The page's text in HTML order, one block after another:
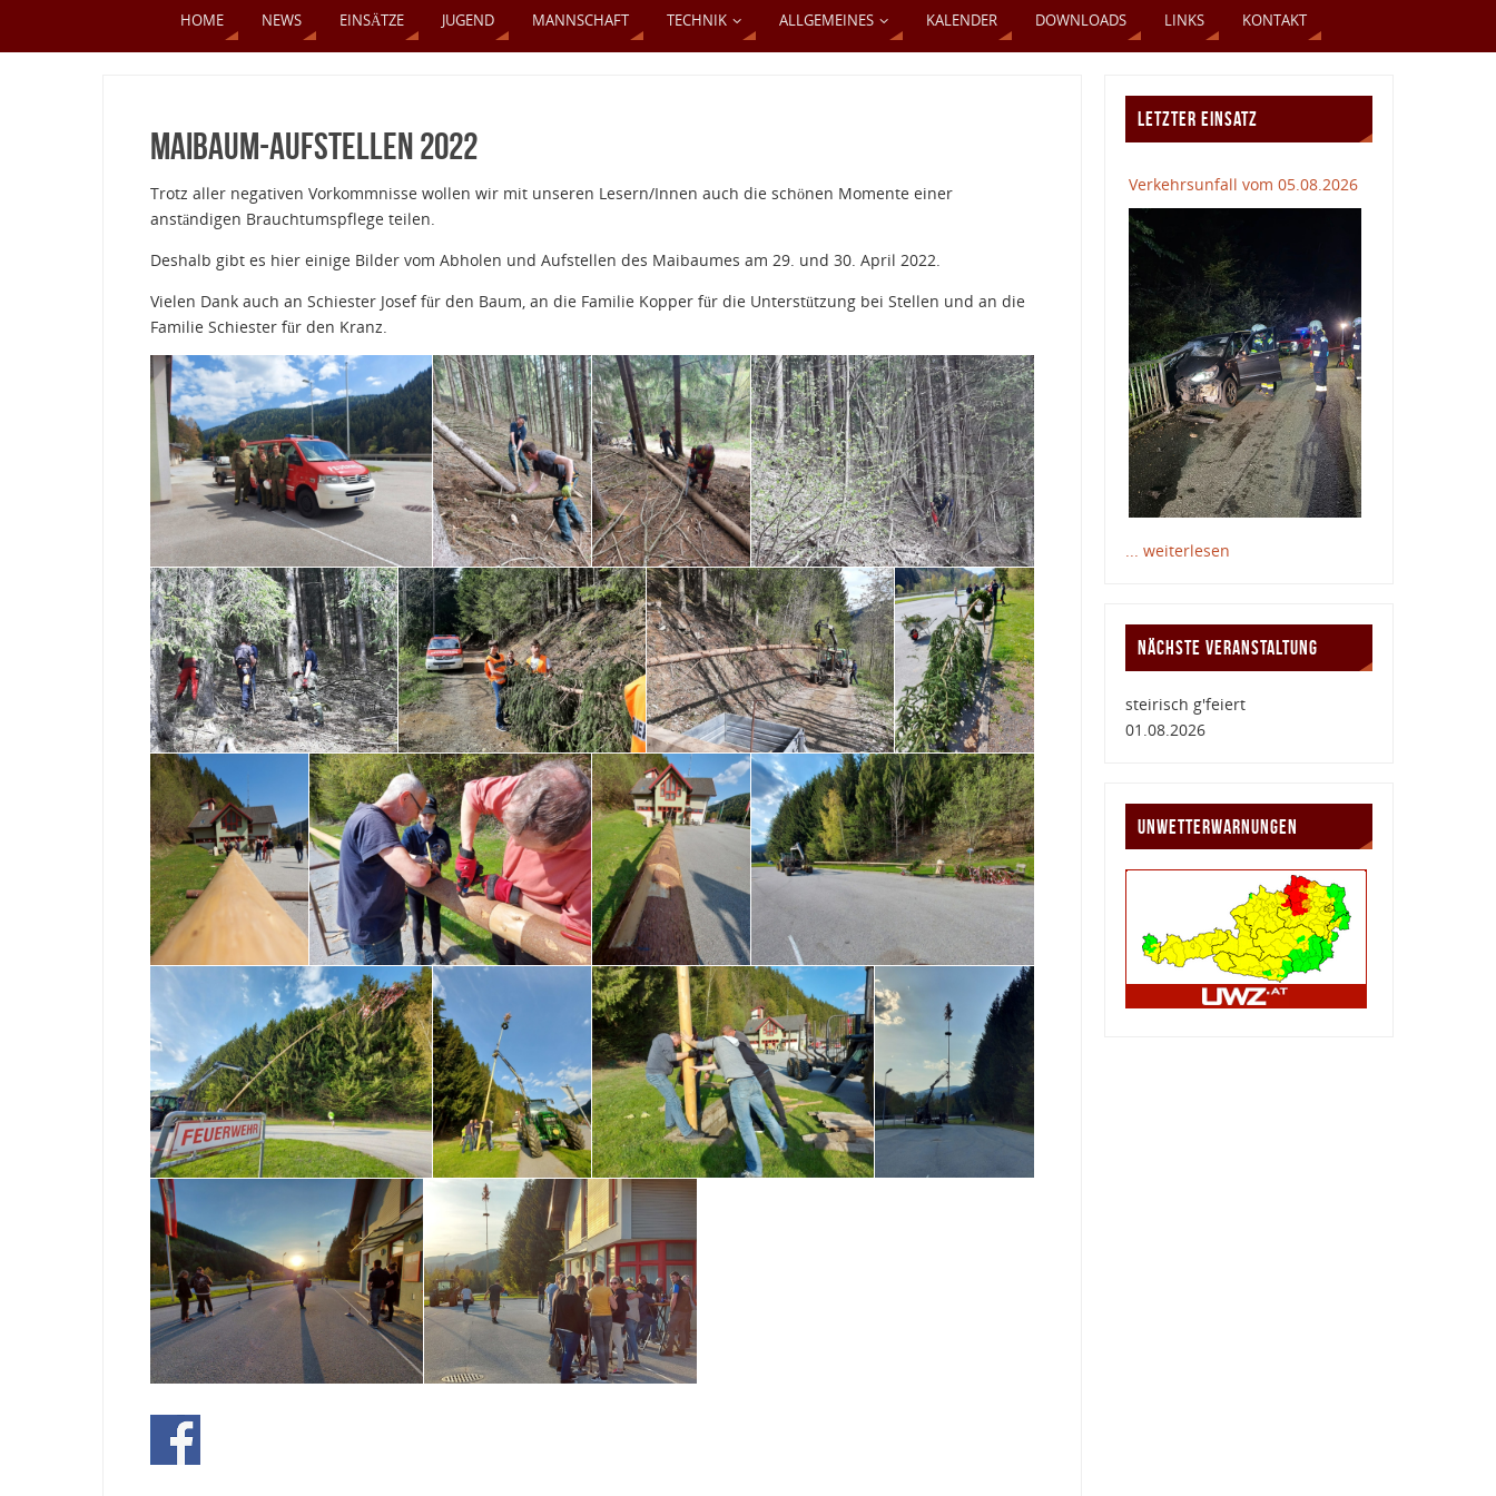
HOME NEWS EINSÄTZE JUGEND MANNSCHAFT TECHNIK ALLGEMEINES KALENDER DOWNLOADS LINKS KONTAKT
Maibaum-Aufstellen 2022
Trotz aller negativen Vorkommnisse wollen wir mit unseren Lesern/Innen auch die schönen Momente einer
anständigen Brauchtumspflege teilen.
Deshalb gibt es hier einige Bilder vom Abholen und Aufstellen des Maibaumes am 29. und 30. April 2022.
Vielen Dank auch an Schiester Josef für den Baum, an die Familie Kopper für die Unterstützung bei Stellen und an die
Familie Schiester für den Kranz.
LETZTER EINSATZ
Verkehrsunfall vom 05.08.2026
... weiterlesen
NÄCHSTE VERANSTALTUNG
steirisch g'feiert
01.08.2026
UNWETTERWARNUNGEN